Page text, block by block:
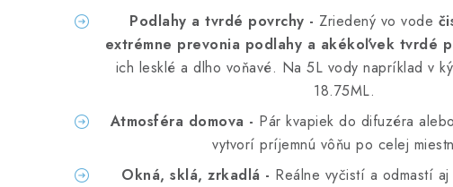
Podlahy a tvrdé povrchy - Zriedený vo vode
extrémne prevonia podlahy a akékoľvek tvrdé
ich lesklé a dlho voňavé. Na 5L vody napríklad v
18.75ML.
Atmosféra domova - Pár kvapiek do difuzéra
vytvorí príjemnú vôňu po celej
Okná, sklá, zrkadlá - Reálne vyčistí a odmastí